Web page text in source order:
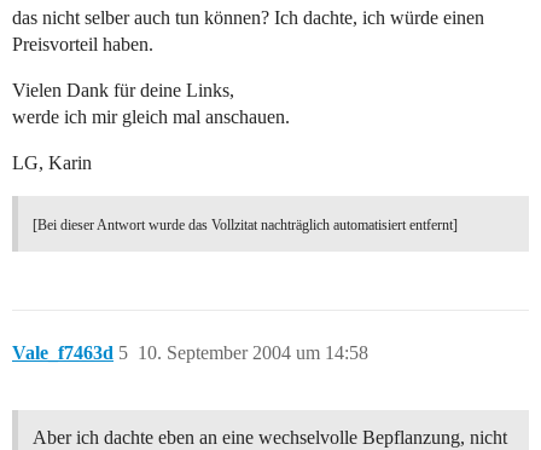
das nicht selber auch tun können? Ich dachte, ich würde einen
Preisvorteil haben.
Vielen Dank für deine Links,
werde ich mir gleich mal anschauen.
LG, Karin
[Bei dieser Antwort wurde das Vollzitat nachträglich automatisiert entfernt]
Vale_f7463d 10. September 2004 um 14:58
5
Aber ich dachte eben an eine wechselvolle Bepflanzung, nicht